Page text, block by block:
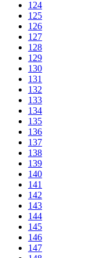
124
125
126
127
128
129
130
131
132
133
134
135
136
137
138
139
140
141
142
143
144
145
146
147